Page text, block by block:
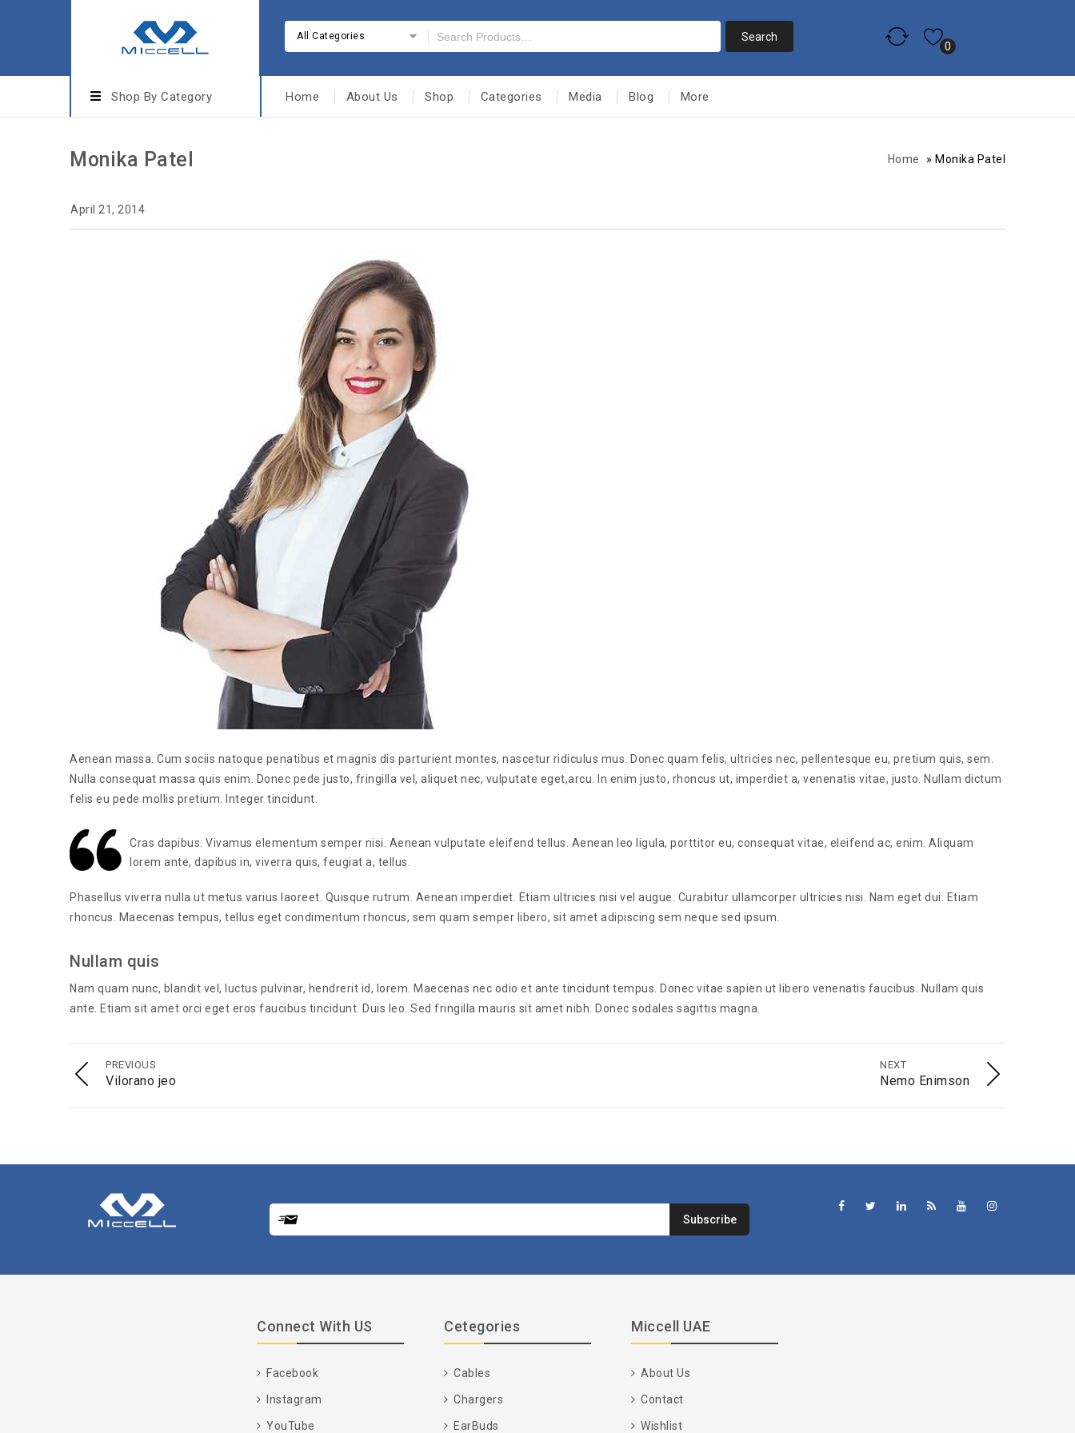
All Categories
0
Shop By Category Home About Us Shop Categories Media Blog More
Monika Patel Home » Monika Patel
April 21, 2014
Aenean massa. Cum sociis natoque penatibus et magnis dis parturient montes, nascetur ridiculus mus. Donec quam felis, ultricies nec, pellentesque eu, pretium quis, sem.
Nulla consequat massa quis enim. Donec pede justo, fringilla vel, aliquet nec, vulputate eget,arcu. In enim justo, rhoncus ut, imperdiet a, venenatis vitae, justo. Nullam dictum
felis eu pede mollis pretium. Integer tincidunt.
Cras dapibus. Vivamus elementum semper nisi. Aenean vulputate eleifend tellus. Aenean leo ligula, porttitor eu, consequat vitae, eleifend ac, enim. Aliquam
lorem ante, dapibus in, viverra quis, feugiat a, tellus.
Phasellus viverra nulla ut metus varius laoreet. Quisque rutrum. Aenean imperdiet. Etiam ultricies nisi vel augue. Curabitur ullamcorper ultricies nisi. Nam eget dui. Etiam
rhoncus. Maecenas tempus, tellus eget condimentum rhoncus, sem quam semper libero, sit amet adipiscing sem neque sed ipsum.
Nullam quis
Nam quam nunc, blandit vel, luctus pulvinar, hendrerit id, lorem. Maecenas nec odio et ante tincidunt tempus. Donec vitae sapien ut libero venenatis faucibus. Nullam quis
ante. Etiam sit amet orci eget eros faucibus tincidunt. Duis leo. Sed fringilla mauris sit amet nibh. Donec sodales sagittis magna.
PREVIOUS
Vilorano jeo
NEXT
Nemo Enimson
Connect With US
Facebook
Instagram
YouTube
Cetegories
Cables
Chargers
EarBuds
Miccell UAE
About Us
Contact
Wishlist